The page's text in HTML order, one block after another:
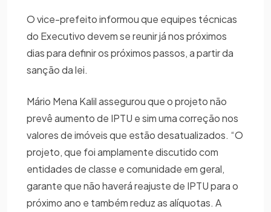
O vice-prefeito informou que equipes técnicas
do Executivo devem se reunir já nos próximos
dias para definir os próximos passos, a partir da
sanção da lei.
Mário Mena Kalil assegurou que o projeto não
prevê aumento de IPTU e sim uma correção nos
valores de imóveis que estão desatualizados. “O
projeto, que foi amplamente discutido com
entidades de classe e comunidade em geral,
garante que não haverá reajuste de IPTU para o
próximo ano e também reduz as alíquotas. A